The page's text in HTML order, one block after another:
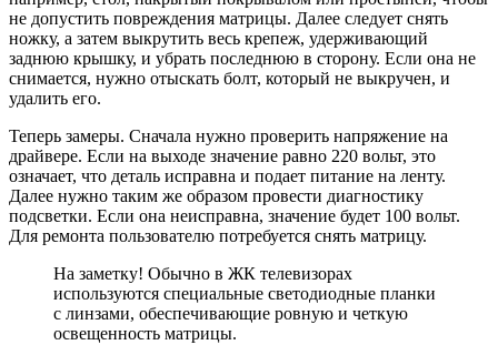
не допустить повреждения матрицы. Далее следует снять
ножку, а затем выкрутить весь крепеж, удерживающий
заднюю крышку, и убрать последнюю в сторону. Если она не
снимается, нужно отыскать болт, который не выкручен, и
удалить его.
Теперь замеры. Сначала нужно проверить напряжение на
драйвере. Если на выходе значение равно 220 вольт, это
означает, что деталь исправна и подает питание на ленту.
Далее нужно таким же образом провести диагностику
подсветки. Если она неисправна, значение будет 100 вольт.
Для ремонта пользователю потребуется снять матрицу.
На заметку! Обычно в ЖК телевизорах
используются специальные светодиодные планки
с линзами, обеспечивающие ровную и четкую
освещенность матрицы.